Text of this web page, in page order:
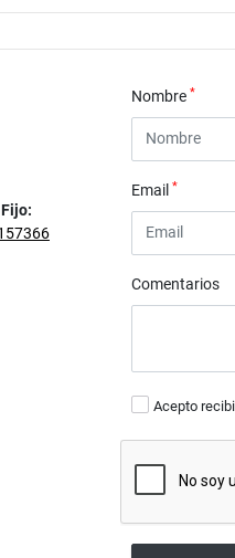
Nombre*
Email*
Comentarios
Acepto